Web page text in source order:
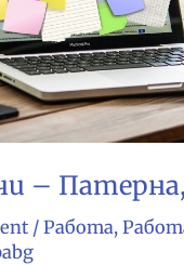
–
/ Работа,